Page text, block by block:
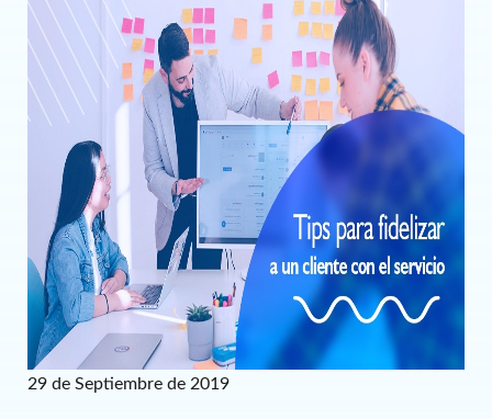
29 de Septiembre de 2019